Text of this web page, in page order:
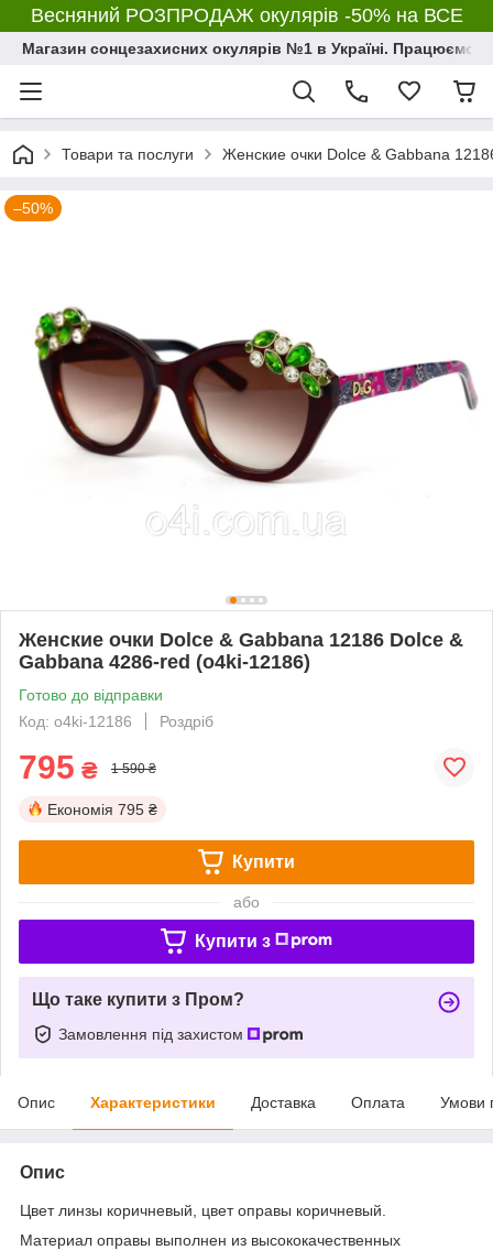
Весняний РОЗПРОДАЖ окулярів -50% на ВСЕ
Магазин сонцезахисних окулярів №1 в Україні. Працюємо з
Товари та послуги Женские очки Dolce & Gabbana
–50%
Женские очки Dolce & Gabbana 12186 Dolce &
Gabbana 4286-red (o4ki-12186)
Готово до відправки
Код: o4ki-12186
Роздріб
795 ₴ 1 590 ₴
Економія 795 ₴
Купити
або
Купити з
Що таке купити з Пром?
Замовлення під захистом
Опис Характеристики Доставка Оплата Умови
Опис
Цвет линзы коричневый, цвет оправы коричневый.
Материал оправы выполнен из высококачественных